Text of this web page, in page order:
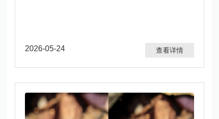
2026-05-24 查看详情